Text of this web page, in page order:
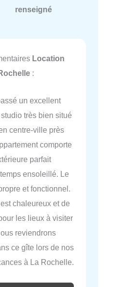
renseigné
Location
:
un excellent
très bien situé
centre-ville près
comporte
parfait
ensoleillé. Le
et fonctionnel.
chaleureux et de
les lieux à visiter
reviendrons
ce gîte lors de nos
à La Rochelle.